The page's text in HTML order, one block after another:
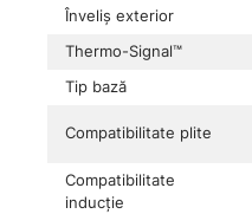
Înveliș exterior
Thermo-Signal™
Tip bază
Compatibilitate plite
Compatibilitate
inducție